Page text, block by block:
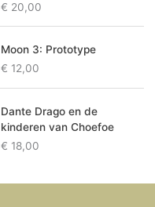
€ 20,00
Moon 3: Prototype
€ 12,00
Dante Drago en de
kinderen van Choefoe
€ 18,00